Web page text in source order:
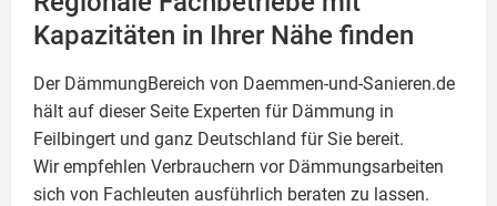
Kapazitäten in Ihrer Nähe finden
Der DämmungBereich von Daemmen-und-Sanieren.de
hält auf dieser Seite Experten für Dämmung in
Feilbingert und ganz Deutschland für Sie bereit.
Wir empfehlen Verbrauchern vor Dämmungsarbeiten
sich von Fachleuten ausführlich beraten zu lassen.